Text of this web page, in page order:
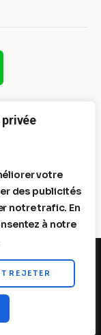
votre
des publicités
notre trafic. En
à notre
REJETER
Rights Reserved.